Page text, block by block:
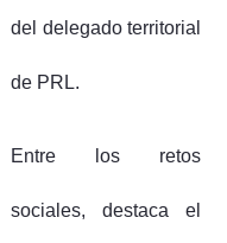
del delegado territorial
de PRL.
Entre los retos
sociales, destaca el